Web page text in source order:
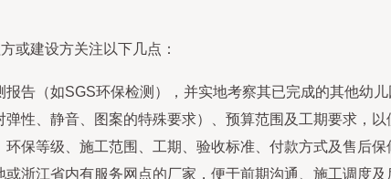
或建设方关注以下几点：
报告（如SGS环保检测），并实地考察其已完成的其他幼
弹性、静音、图案的特殊要求）、预算范围及工期要求，以
环保等级、施工范围、工期、验收标准、付款方式及售后保
或浙江省内有服务网点的厂家，便于前期沟通、施工调度及